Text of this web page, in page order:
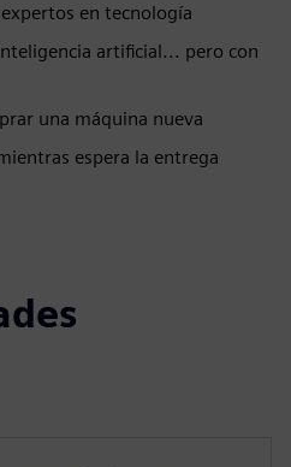
en tecnología
artificial... pero con
una máquina nueva
espera la entrega